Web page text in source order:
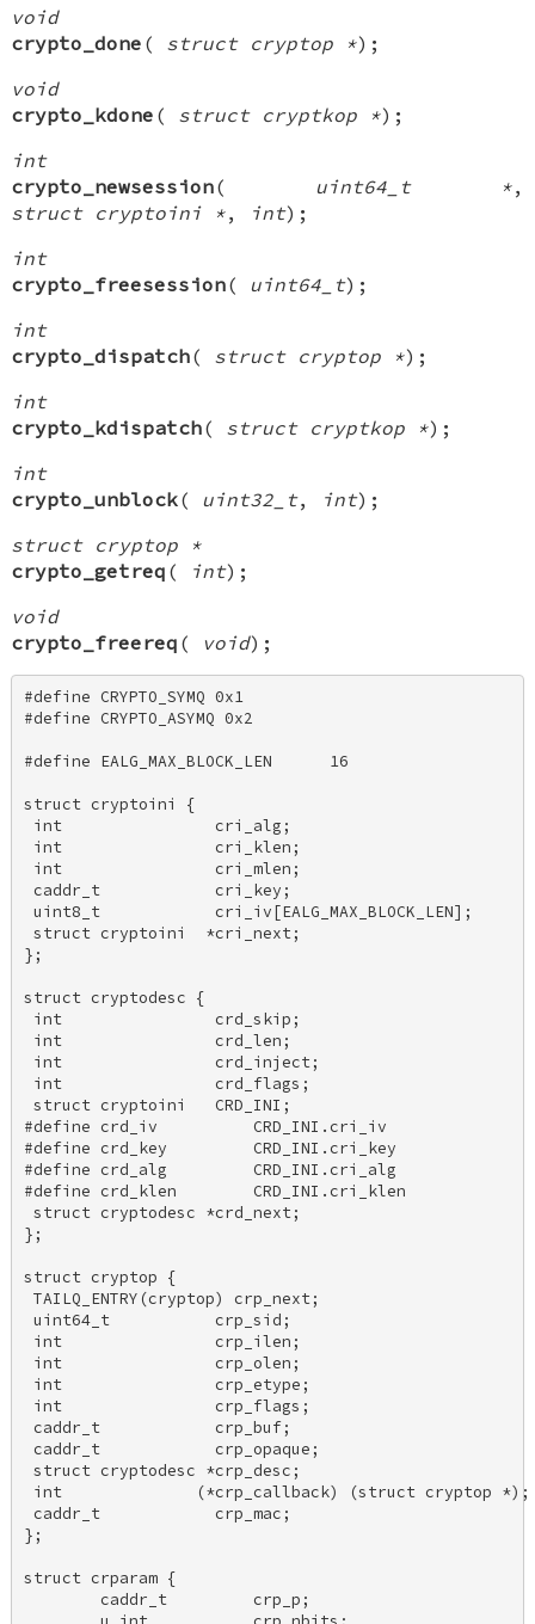
void
crypto_done ( struct cryptop *);
void
crypto_kdone ( struct cryptkop *);
int
crypto_newsession( uint64_t *,
struct cryptoini *, int);
int
crypto_freesession( uint64_t);
int
crypto_dispatch( struct cryptop *);
int
crypto_kdispatch( struct cryptkop *);
int
crypto_unblock( uint32_t, int);
struct cryptop *
crypto_getreq ( int);
void
crypto_freereq ( void);
#define CRYPTO_SYMQ 0x1
#define CRYPTO_ASYMQ 0x2
#define EALG_MAX_BLOCK_LEN      16
struct cryptoini {
int                cri_alg;
int                cri_klen;
int                cri_mlen;
caddr_t            cri_key;
uint8_t            cri_iv[EALG_MAX_BLOCK_LEN];
struct cryptoini  *cri_next;
};
struct cryptodesc {
int                crd_skip;
int                crd_len;
int                crd_inject;
int                crd_flags;
struct cryptoini   CRD_INI;
#define crd_iv          CRD_INI.cri_iv
#define crd_key         CRD_INI.cri_key
#define crd_alg         CRD_INI.cri_alg
#define crd_klen        CRD_INI.cri_klen
struct cryptodesc *crd_next;
};
struct cryptop {
TAILQ_ENTRY(cryptop) crp_next;
uint64_t           crp_sid;
int                crp_ilen;
int                crp_olen;
int                crp_etype;
int                crp_flags;
caddr_t            crp_buf;
caddr_t            crp_opaque;
struct cryptodesc *crp_desc;
int              (*crp_callback) (struct cryptop
caddr_t            crp_mac;
};
struct crparam {
        caddr_t         crp_p;